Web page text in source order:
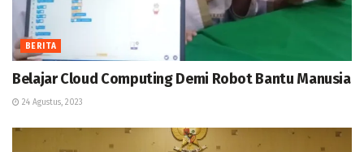
BERITA
Belajar Cloud Computing Demi Robot Bantu Manusia
24 Agustus, 2023